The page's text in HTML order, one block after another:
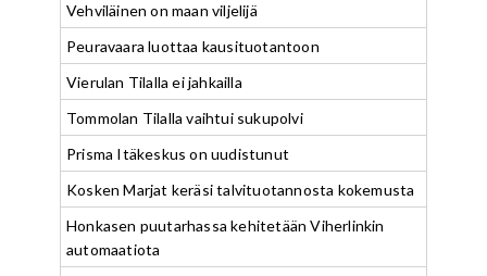
Vehviläinen on maan viljelijä
Peuravaara luottaa kausituotantoon
Vierulan Tilalla ei jahkailla
Tommolan Tilalla vaihtui sukupolvi
Prisma Itäkeskus on uudistunut
Kosken Marjat keräsi talvituotannosta kokemusta
Honkasen puutarhassa kehitetään Viherlinkin
automaatiota